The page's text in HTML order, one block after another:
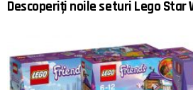
Descoperiți noile seturi Lego Star